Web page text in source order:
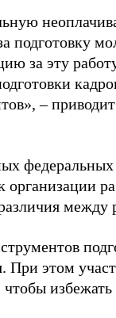
подготовку
за эту
–
федеральных
организации
между
При этом
избежать